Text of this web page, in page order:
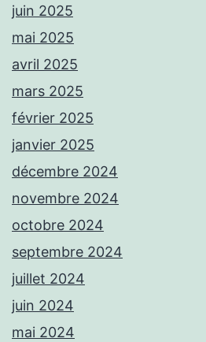
juin 2025
mai 2025
avril 2025
mars 2025
février 2025
janvier 2025
décembre 2024
novembre 2024
octobre 2024
septembre 2024
juillet 2024
juin 2024
mai 2024